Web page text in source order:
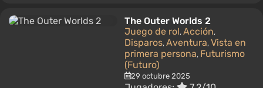
The Outer Worlds 2
Juego de rol, Acción,
Disparos, Aventura, Vista en
primera persona, Futurismo
(Futuro)
29 octubre 2025